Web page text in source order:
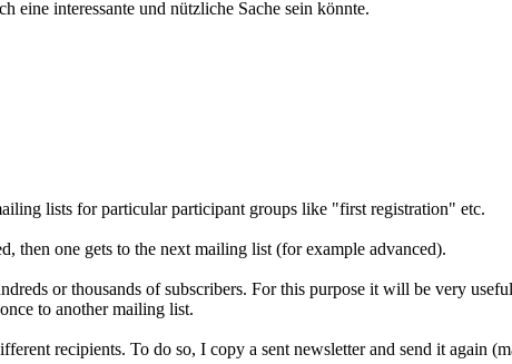
eine interessante und nützliche Sache sein könnte.
lists for particular participant groups like "first registration" etc.
then one gets to the next mailing list (for example advanced).
or thousands of subscribers. For this purpose it will be very
to another mailing list.
recipients. To do so, I copy a sent newsletter and send it